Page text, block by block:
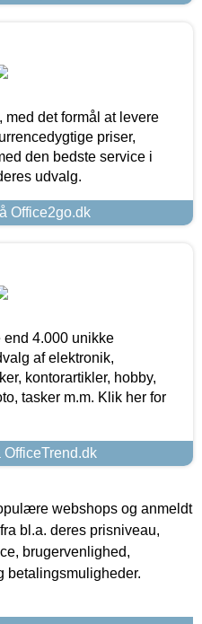
med det formål at levere
priser,
den bedste service i
udvalg.
Office2go.dk
end 4.000 unikke
af elektronik,
kontorartikler, hobby,
tasker m.m. Klik her for
webshops og anmeldt
bl.a. deres prisniveau,
brugervenlighed,
betalingsmuligheder.